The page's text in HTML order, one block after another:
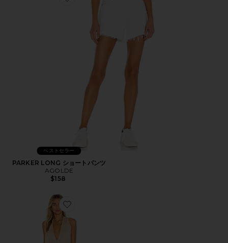
Favorite PARKER LONG ショートパンツ
ベストセラー
PARKER LONG ショートパンツ
AGOLDE
$158
Favorite COSITA BUENA ドレス